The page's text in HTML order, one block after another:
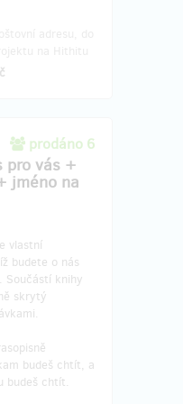
prodáno 6
pro vás +
jméno na
vlastní
budete o nás
Součástí knihy
skrytý
budeš chtít, a
budeš chtít.